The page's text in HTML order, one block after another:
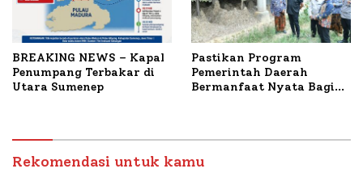
BREAKING NEWS – Kapal
Penumpang Terbakar di
Utara Sumenep
Pastikan Program
Pemerintah Daerah
Bermanfaat Nyata Bagi
Petelur di Desa Bataal
Timur
Rekomendasi untuk kamu